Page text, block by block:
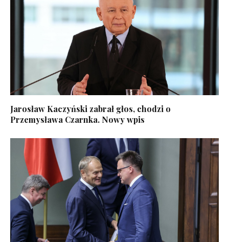
Jarosław Kaczyński zabrał głos, chodzi o
Przemysława Czarnka. Nowy wpis